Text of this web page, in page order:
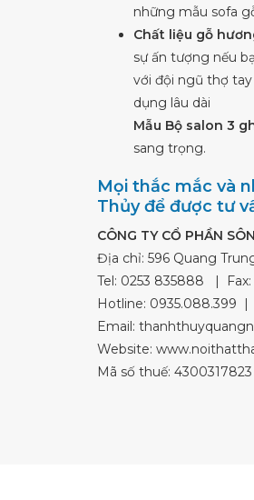
những mẫu sofa
Chất liệu gỗ
sự ấn tượng nếu
với đội ngũ thợ tay
dụng lâu dài
Mẫu Bộ salon 3
sang trọng.
Mọi thắc mắc và
Thủy để được tư
CÔNG TY CỔ PHẦN
Địa chỉ: 596 Quang
Tel: 0253 835888 | Fax:
Hotline: 0935.088.399 |
Email:
Website:
Mã số thuế: 4300317823